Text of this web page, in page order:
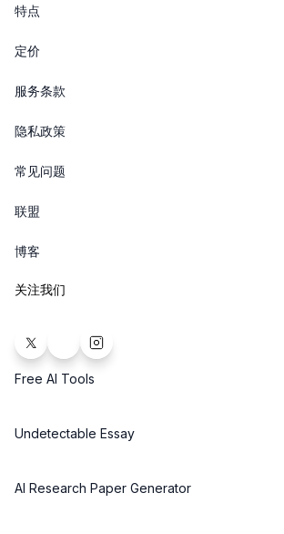
特点
定价
服务条款
隐私政策
常见问题
联盟
博客
关注我们
Free AI Tools
Undetectable Essay
AI Research Paper Generator